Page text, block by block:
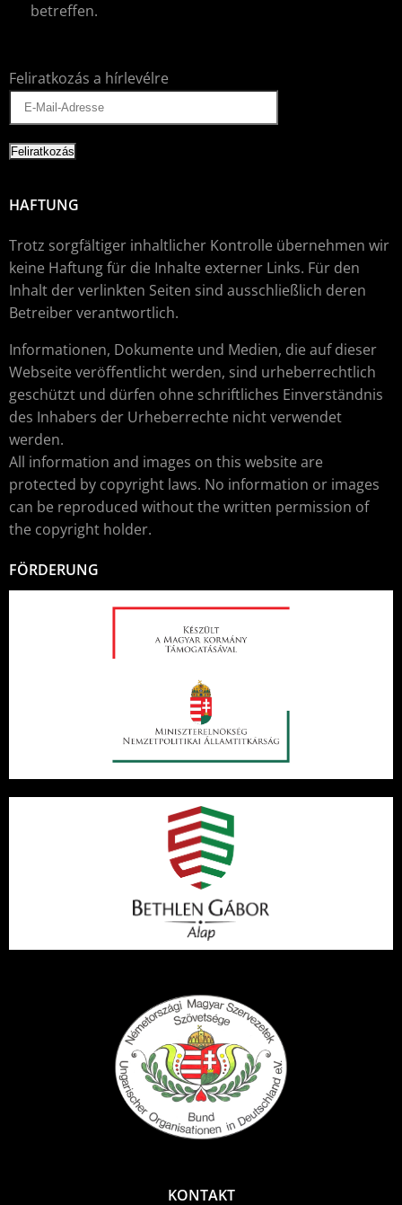
betreffen.
Feliratkozás a hírlevélre
HAFTUNG
Trotz sorgfältiger inhaltlicher Kontrolle übernehmen wir
keine Haftung für die Inhalte externer Links. Für den
Inhalt der verlinkten Seiten sind ausschließlich deren
Betreiber verantwortlich.
Informationen, Dokumente und Medien, die auf dieser
Webseite veröffentlicht werden, sind urheberrechtlich
geschützt und dürfen ohne schriftliches Einverständnis
des Inhabers der Urheberrechte nicht verwendet
werden.
All information and images on this website are
protected by copyright laws. No information or images
can be reproduced without the written permission of
the copyright holder.
FÖRDERUNG
KONTAKT